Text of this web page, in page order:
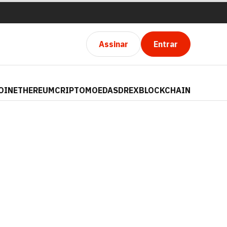
Assinar Entrar
ETHEREUMCRIPTOMOEDASDREXBLOCKCHAIN